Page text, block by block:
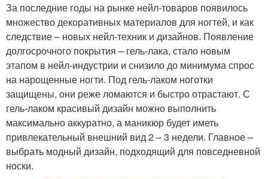
За последние годы на рынке нейл-товаров появилось
множество декоративных материалов для ногтей, и как
следствие – новых нейл-техник и дизайнов. Появление
долгосрочного покрытия – гель-лака, стало новым
этапом в нейл-индустрии и снизило до минимума спрос
на нарощенные ногти. Под гель-лаком ноготки
защищены, они реже ломаются и быстро отрастают. С
гель-лаком красивый дизайн можно выполнить
максимально аккуратно, а маникюр будет иметь
привлекательный внешний вид 2 – 3 недели. Главное –
выбрать модный дизайн, подходящий для повседневной
носки.